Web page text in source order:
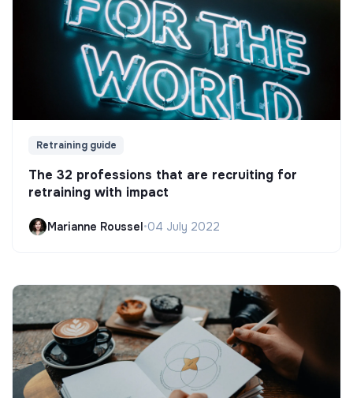
Retraining guide
The 32 professions that are recruiting for
retraining with impact
Marianne Roussel•04 July 2022